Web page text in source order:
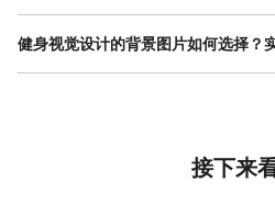
（如黄色按钮、白色文字）。避免颜
健身视觉设计的文字排版要遵循“层
先，划分文字层级：主标题用最大
惯），补充信息可以居中对齐（突出
健身视觉设计的背景图片如何选择？
健身视觉设计的背景图片选择要结合
背景图时要注意3点：一是与主题相
伽用伸展肢体）；二是避免干扰文字
接下来